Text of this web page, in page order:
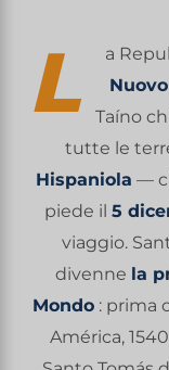
L a
Taíno
tutte le
Hispaniola —
piede il 5
viaggio.
divenne la
Mondo : prima
América,